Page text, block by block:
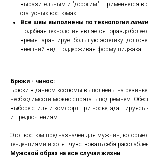
выразительным и "дорогим". Применяется в
статусных костюмах.
Все швы выполнены по технологии
Подобная технология является гораздо
время гарантирует большую эстетику,
внешний вид, поддерживая форму пиджака.
Брюки - чинос:
Брюки в данном костюмы выполнены на
необходимости можно спрятать под ремнем:
выборе стиля и комфорт при носке,
и предпочтениям.
Этот костюм предназначен для мужчин, которые
тенденциями и хотят чувствовать себя
Мужской образ на все случаи жизни